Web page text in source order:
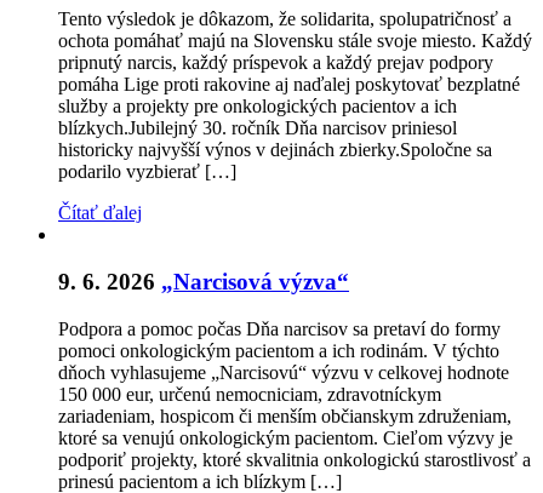
Tento výsledok je dôkazom, že solidarita, spolupatričnosť a
ochota pomáhať majú na Slovensku stále svoje miesto. Každý
pripnutý narcis, každý príspevok a každý prejav podpory
pomáha Lige proti rakovine aj naďalej poskytovať bezplatné
služby a projekty pre onkologických pacientov a ich
blízkych.Jubilejný 30. ročník Dňa narcisov priniesol
historicky najvyšší výnos v dejinách zbierky.Spoločne sa
podarilo vyzbierať […]
Čítať ďalej
9. 6. 2026 „Narcisová výzva“
Podpora a pomoc počas Dňa narcisov sa pretaví do formy
pomoci onkologickým pacientom a ich rodinám. V týchto
dňoch vyhlasujeme „Narcisovú“ výzvu v celkovej hodnote
150 000 eur, určenú nemocniciam, zdravotníckym
zariadeniam, hospicom či menším občianskym združeniam,
ktoré sa venujú onkologickým pacientom. Cieľom výzvy je
podporiť projekty, ktoré skvalitnia onkologickú starostlivosť a
prinesú pacientom a ich blízkym […]